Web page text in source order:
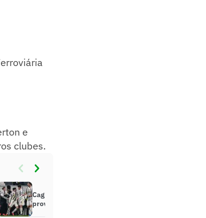
e
clubes.
Cagliari x Juventus: onde assistir e
prováveis escalações